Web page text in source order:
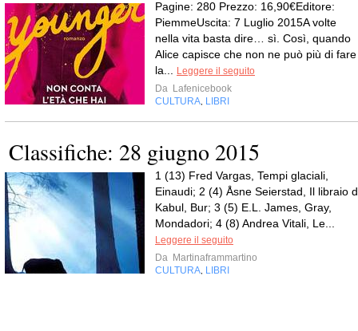
Pagine: 280 Prezzo: 16,90€Editore:
PiemmeUscita: 7 Luglio 2015A volte
nella vita basta dire… sì. Così, quando
Alice capisce che non ne può più di fare
la...
Leggere il seguito
Da Lafenicebook
CULTURA LIBRI
Classifiche: 28 giugno 2015
1 (13) Fred Vargas, Tempi glaciali,
Einaudi; 2 (4) Åsne Seierstad, Il libraio
Kabul, Bur; 3 (5) E.L. James, Gray,
Mondadori; 4 (8) Andrea Vitali, Le...
Leggere il seguito
Da Martinaframmartino
CULTURA LIBRI